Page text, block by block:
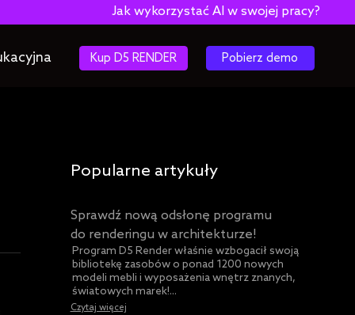
Jak wykorzystać AI w swojej pracy? Darmowy e-
Kup D5 RENDER Pobierz demo
Popularne artykuły
Sprawdź nową odsłonę programu
do renderingu w architekturze!
Program D5 Render właśnie wzbogacił swoją
bibliotekę zasobów o ponad 1200 nowych
modeli mebli i wyposażenia wnętrz znanych,
światowych marek!...
Czytaj więcej